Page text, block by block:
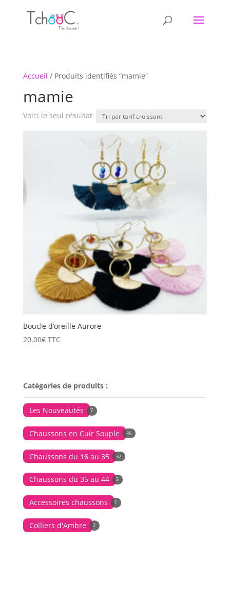
Accueil / Produits identifiés “mamie”
mamie
Voici le seul résultat
Boucle d’oreille Aurore
20.00€ TTC
Catégories de produits :
Les Nouveautés 7
Chaussons en Cuir Souple 35
Chaussons du 16 au 35 32
Chaussons du 35 au 44 5
Accessoires chaussons 1
Colliers d'Ambre 2